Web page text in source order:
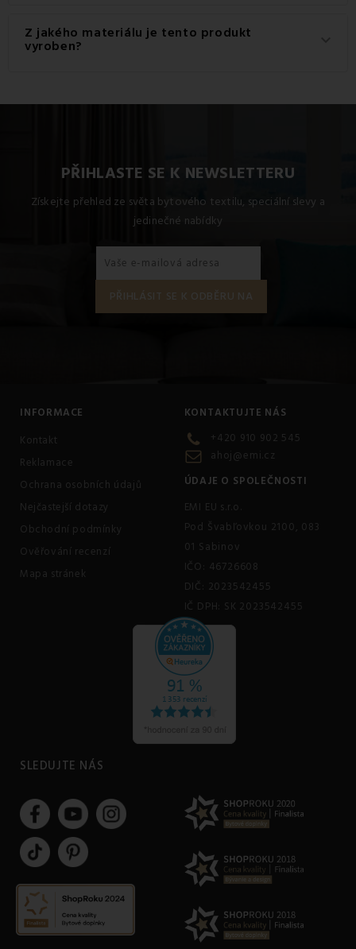
Gramáž materiálu použitého pro tento produkt je 150
g/m2.
Z jakého materiálu je tento produkt
vyroben?
PŘIHLASTE SE K NEWSLETTERU
Získejte přehled ze světa bytového textilu, speciální slevy a
jedinečné nabídky
INFORMACE
Kontakt
Reklamace
Ochrana osobních údajů
Nejčastejší dotazy
Obchodní podmínky
Ověřování recenzí
Mapa stránek
KONTAKTUJTE NÁS
+420 910 902 545
ahoj@emi.cz
ÚDAJE O SPOLEČNOSTI
EMI EU s.r.o.
Pod Švabľovkou 2100, 083
01 Sabinov
IČO: 46726608
DIČ: 2023542455
IČ DPH: SK 2023542455
SLEDUJTE NÁS